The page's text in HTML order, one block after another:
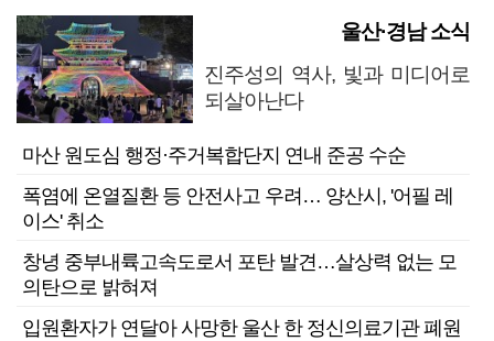
울산·경남 소식
진주성의 역사, 빛과 미디어로
되살아난다
마산 원도심 행정·주거복합단지 연내 준공 수순
폭염에 온열질환 등 안전사고 우려… 양산시, '어필 레
이스' 취소
창녕 중부내륙고속도로서 포탄 발견…살상력 없는 모
의탄으로 밝혀져
입원환자가 연달아 사망한 울산 한 정신의료기관 폐원